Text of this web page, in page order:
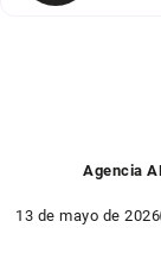
Agencia
13 de mayo de 2026